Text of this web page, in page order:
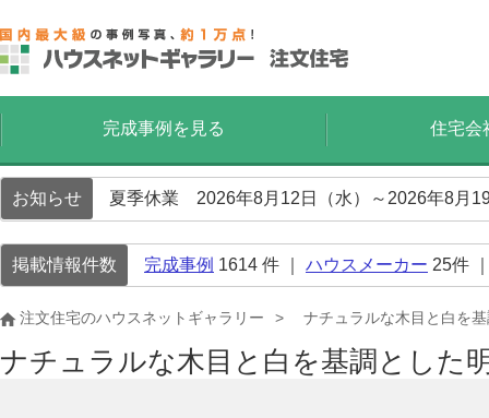
完成事例を見る 住宅会
お知らせ 夏季休業 2026年8月12日（水）～2026年8月
掲載情報件数 完成事例 1614 件 ｜ ハウスメーカー 25件
注文住宅のハウスネットギャラリー ナチュラルな木目と白を
ナチュラルな木目と白を基調とした